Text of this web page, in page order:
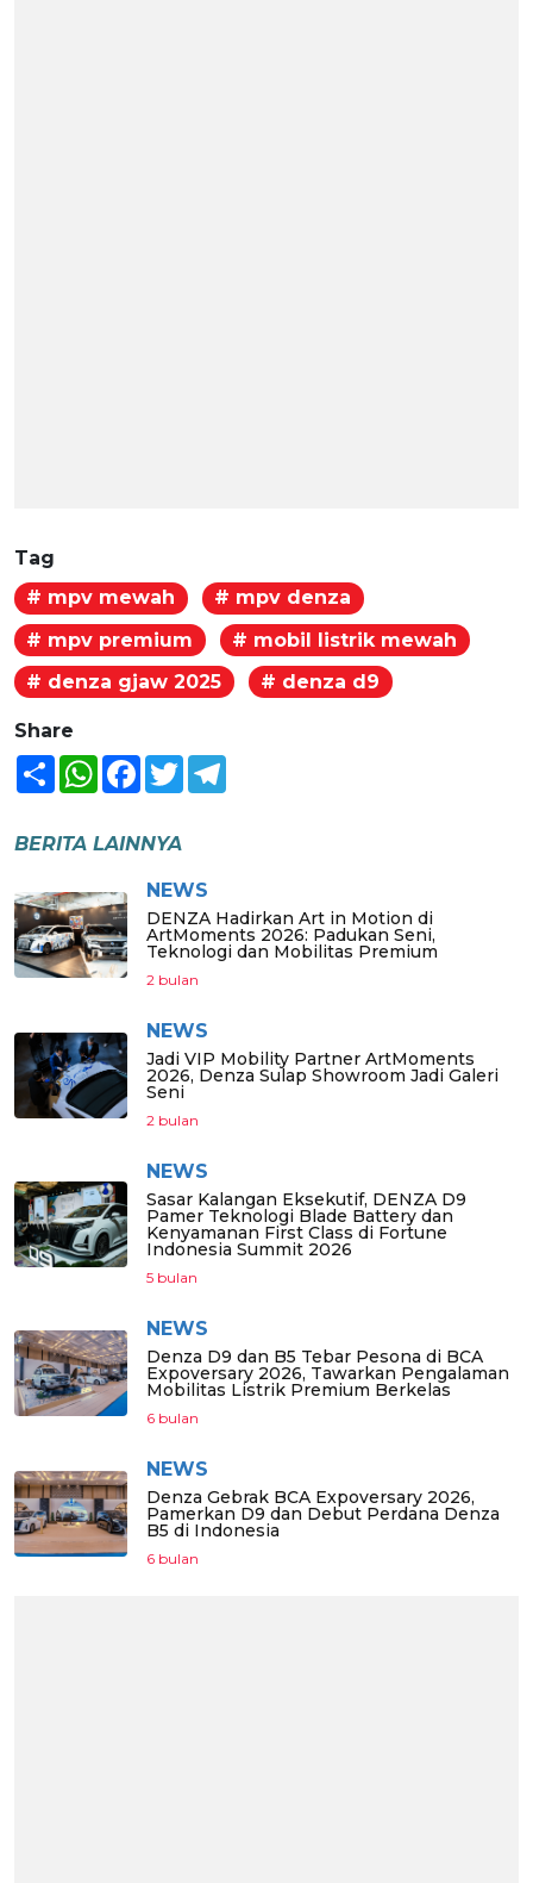
Tag
# mpv mewah
# mpv denza
# mpv premium
# mobil listrik mewah
# denza gjaw 2025
# denza d9
Share
Share WhatsAppFacebook
Twitter
BERITA LAINNYA
NEWS
DENZA Hadirkan Art in Motion di
ArtMoments 2026: Padukan Seni,
Teknologi dan Mobilitas Premium
2 bulan
NEWS
Jadi VIP Mobility Partner ArtMoments
2026, Denza Sulap Showroom Jadi Galeri
Seni
2 bulan
NEWS
Sasar Kalangan Eksekutif, DENZA D9
Pamer Teknologi Blade Battery dan
Kenyamanan First Class di Fortune
Indonesia Summit 2026
5 bulan
NEWS
Denza D9 dan B5 Tebar Pesona di BCA
Expoversary 2026, Tawarkan Pengalaman
Mobilitas Listrik Premium Berkelas
6 bulan
NEWS
Denza Gebrak BCA Expoversary 2026,
Pamerkan D9 dan Debut Perdana Denza
B5 di Indonesia
6 bulan